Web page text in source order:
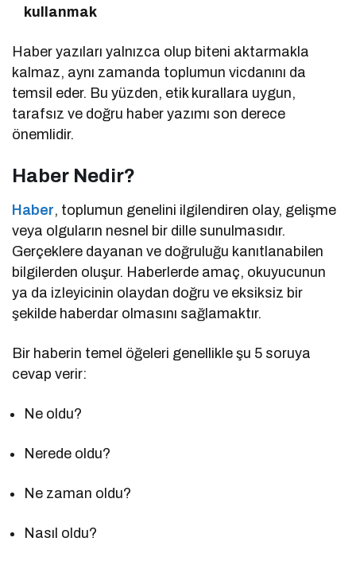
kullanmak
Haber yazıları yalnızca olup biteni aktarmakla
kalmaz, aynı zamanda toplumun vicdanını da
temsil eder. Bu yüzden, etik kurallara uygun,
tarafsız ve doğru haber yazımı son derece
önemlidir.
Haber Nedir?
Haber, toplumun genelini ilgilendiren olay, gelişme
veya olguların nesnel bir dille sunulmasıdır.
Gerçeklere dayanan ve doğruluğu kanıtlanabilen
bilgilerden oluşur. Haberlerde amaç, okuyucunun
ya da izleyicinin olaydan doğru ve eksiksiz bir
şekilde haberdar olmasını sağlamaktır.
Bir haberin temel öğeleri genellikle şu 5 soruya
cevap verir:
Ne oldu?
Nerede oldu?
Ne zaman oldu?
Nasıl oldu?